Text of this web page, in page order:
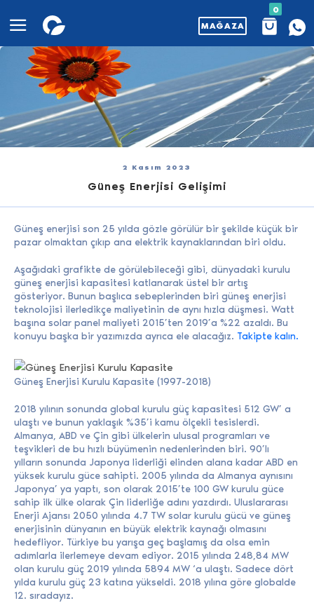
MAĞAZA
0
2 Kasım 2023
Güneş Enerjisi Gelişimi
Güneş enerjisi son 25 yılda gözle görülür bir şekilde küçük bir
pazar olmaktan çıkıp ana elektrik kaynaklarından biri oldu.
Aşağıdaki grafikte de görülebileceği gibi, dünyadaki kurulu
güneş enerjisi kapasitesi katlanarak üstel bir artış
gösteriyor. Bunun başlıca sebeplerinden biri güneş enerjisi
teknolojisi ilerledikçe maliyetinin de aynı hızla düşmesi. Watt
başına solar panel maliyeti 2015’ten 2019’a %22 azaldı. Bu
konuyu başka bir yazımızda ayrıca ele alacağız. Takipte kalın.
Güneş Enerjisi Kurulu Kapasite (1997-2018)
2018 yılının sonunda global kurulu güç kapasitesi 512 GW’ a
ulaştı ve bunun yaklaşık %35’i kamu ölçekli tesislerdi.
Almanya, ABD ve Çin gibi ülkelerin ulusal programları ve
teşvikleri de bu hızlı büyümenin nedenlerinden biri. 90’lı
yılların sonunda Japonya liderliği elinden alana kadar ABD en
yüksek kurulu güce sahipti. 2005 yılında da Almanya aynısını
Japonya’ ya yaptı, son olarak 2015’te 100 GW kurulu güce
sahip ilk ülke olarak Çin liderliğe adını yazdırdı. Uluslararası
Enerji Ajansı 2050 yılında 4.7 TW solar kurulu gücü ve güneş
enerjisinin dünyanın en büyük elektrik kaynağı olmasını
hedefliyor. Türkiye bu yarışa geç başlamış da olsa emin
adımlarla ilerlemeye devam ediyor. 2015 yılında 248,84 MW
olan kurulu güç 2019 yılında 5894 MW ‘a ulaştı. Sadece dört
yılda kurulu güç 23 katına yükseldi. 2018 yılına göre globalde
12. sıradayız.